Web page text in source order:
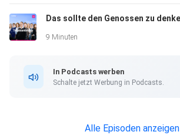
9 Minuten
In Podcasts werben
Schalte jetzt Werbung in Podcasts.
Alle Episoden anzeigen